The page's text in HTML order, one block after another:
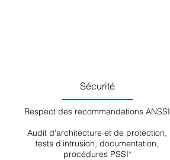
Sécurité
Respect des recommandations ANSSI
Audit d'architecture et de protection,
tests d'intrusion, documentation,
procédures PSSI*